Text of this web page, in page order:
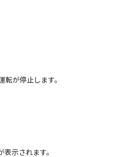
が停止します。
示されます。